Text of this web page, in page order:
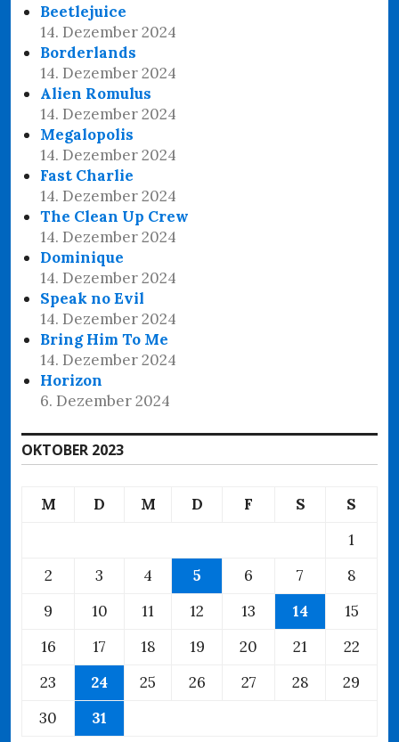
Beetlejuice
14. Dezember 2024
Borderlands
14. Dezember 2024
Alien Romulus
14. Dezember 2024
Megalopolis
14. Dezember 2024
Fast Charlie
14. Dezember 2024
The Clean Up Crew
14. Dezember 2024
Dominique
14. Dezember 2024
Speak no Evil
14. Dezember 2024
Bring Him To Me
14. Dezember 2024
Horizon
6. Dezember 2024
OKTOBER 2023
M D M D F S
S
1
2
3 4 5 6 7
8
9
10 11 12 13 14
15
16
17 18 19 20 21
22
23
24 25 26 27 28
29
30
31